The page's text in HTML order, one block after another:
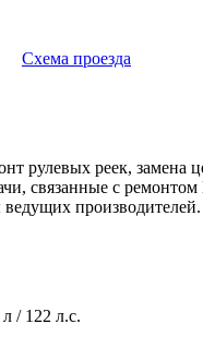
Схема проезда
рулевых реек,
связанные с
производителей.
/ 122 л.с.